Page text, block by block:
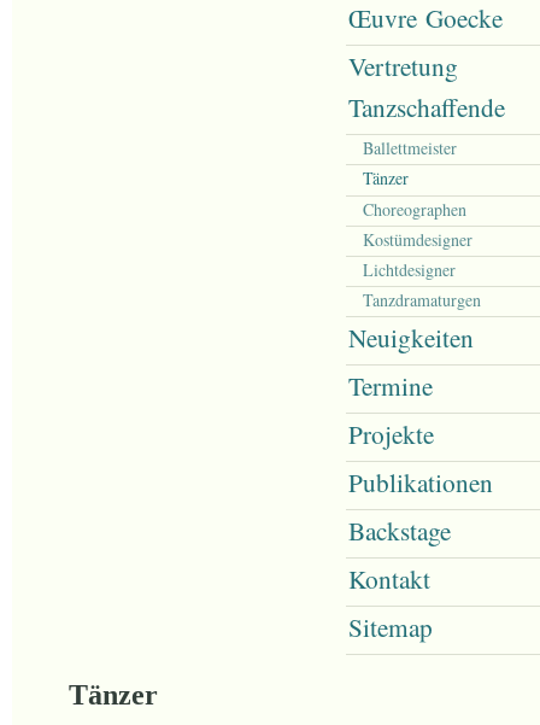
Œuvre Goecke
Vertretung
Tanzschaffende
Ballettmeister
Tänzer
Choreographen
Kostümdesigner
Lichtdesigner
Tanzdramaturgen
Neuigkeiten
Termine
Projekte
Publikationen
Backstage
Kontakt
Sitemap
Tänzer